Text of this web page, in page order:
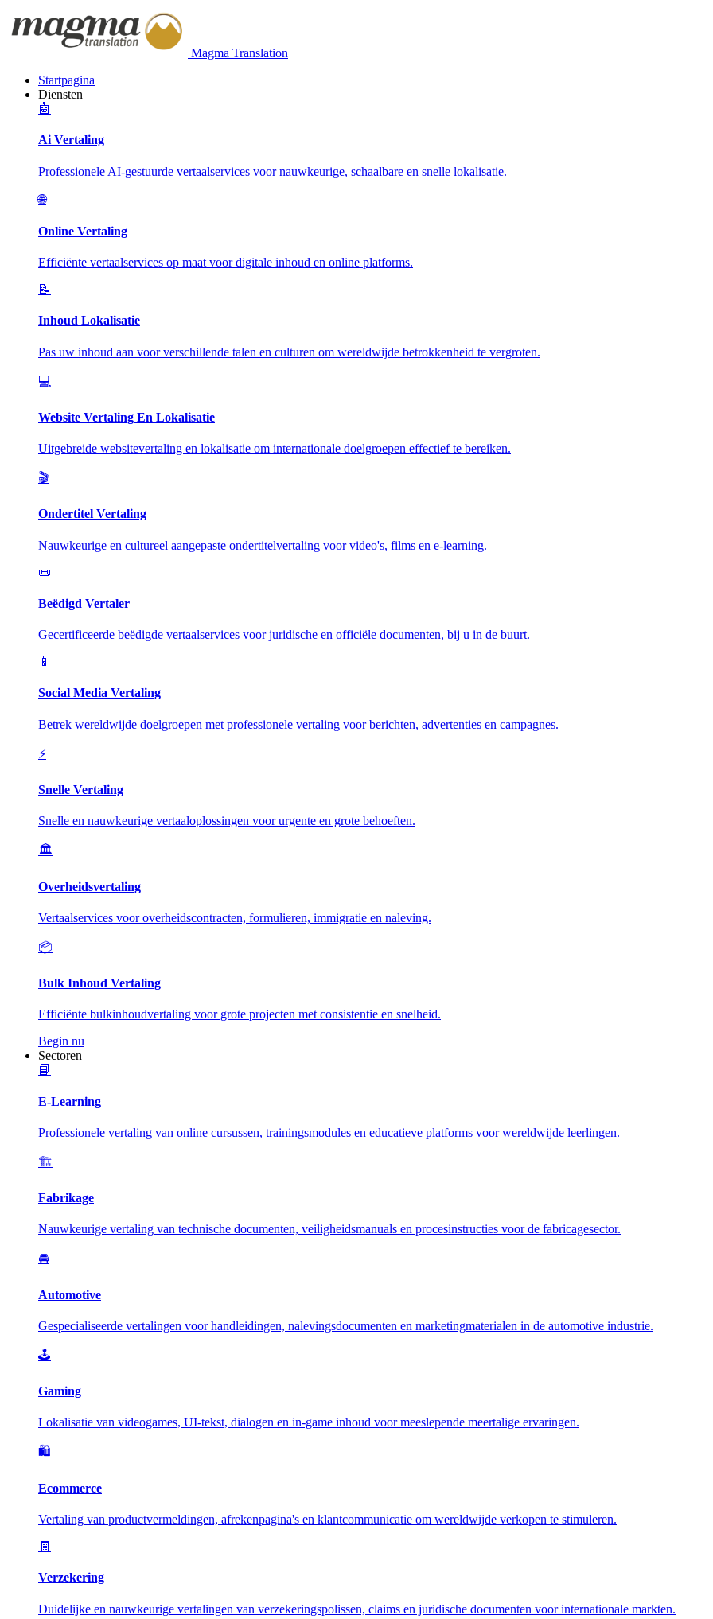
Magma Translation
Startpagina
Diensten
🤖
Ai Vertaling
Professionele AI-gestuurde vertaalservices voor nauwkeurige, schaalbare en snelle lokalisatie.
🌐
Online Vertaling
Efficiënte vertaalservices op maat voor digitale inhoud en online platforms.
📝
Inhoud Lokalisatie
Pas uw inhoud aan voor verschillende talen en culturen om wereldwijde betrokkenheid te vergroten.
💻
Website Vertaling En Lokalisatie
Uitgebreide websitevertaling en lokalisatie om internationale doelgroepen effectief te bereiken.
🎬
Ondertitel Vertaling
Nauwkeurige en cultureel aangepaste ondertitelvertaling voor video's, films en e-learning.
📜
Beëdigd Vertaler
Gecertificeerde beëdigde vertaalservices voor juridische en officiële documenten, bij u in de buurt.
📱
Social Media Vertaling
Betrek wereldwijde doelgroepen met professionele vertaling voor berichten, advertenties en campagnes.
⚡
Snelle Vertaling
Snelle en nauwkeurige vertaaloplossingen voor urgente en grote behoeften.
🏛️
Overheidsvertaling
Vertaalservices voor overheidscontracten, formulieren, immigratie en naleving.
📦
Bulk Inhoud Vertaling
Efficiënte bulkinhoudvertaling voor grote projecten met consistentie en snelheid.
Begin nu
Sectoren
📘
E-Learning
Professionele vertaling van online cursussen, trainingsmodules en educatieve platforms voor wereldwijde leerlingen.
🏗️
Fabrikage
Nauwkeurige vertaling van technische documenten, veiligheidsmanuals en procesinstructies voor de fabricagesector.
🚘
Automotive
Gespecialiseerde vertalingen voor handleidingen, nalevingsdocumenten en marketingmaterialen in de automotive industrie.
🕹️
Gaming
Lokalisatie van videogames, UI-tekst, dialogen en in-game inhoud voor meeslepende meertalige ervaringen.
🛍️
Ecommerce
Vertaling van productvermeldingen, afrekenpagina's en klantcommunicatie om wereldwijde verkopen te stimuleren.
🧾
Verzekering
Duidelijke en nauwkeurige vertalingen van verzekeringspolissen, claims en juridische documenten voor internationale markten.